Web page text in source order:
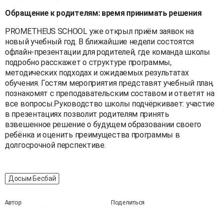
Обращение к родителям: время принимать решения
PROMETHEUS SCHOOL уже открыл приём заявок на
новый учебный год. В ближайшие недели состоятся
офлайн-презентации для родителей, где команда школы
подробно расскажет о структуре программы,
методических подходах и ожидаемых результатах
обучения. Гостям мероприятия представят учебный план,
познакомят с преподавательским составом и ответят на
все вопросы.Руководство школы подчёркивает: участие
в презентациях позволит родителям принять
взвешенное решение о будущем образовании своего
ребёнка и оценить преимущества программы в
долгосрочной перспективе.
Досым Бесбай
Автор Поделиться